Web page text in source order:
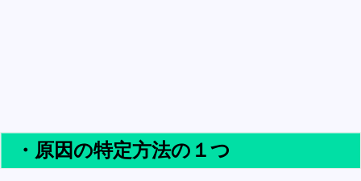
・原因の特定方法の１つ